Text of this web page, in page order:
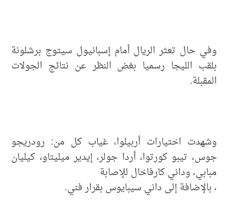
وفي حال تعثر الريال أمام إسبانيول سيتوج برشلونة
بلقب الليجا رسميا بغض النظر عن نتائج الجولات
المقبلة.
وشهدت اختيارات أربيلوا، غياب كل من: رودريجو
جوس، تيبو كورتوا، أردا جولر، إيدير ميليتاو، كيليان
مبابي، وداني كارفاخال للإصابة
، بالإضافة إلى داني سيبايوس بقرار فني.